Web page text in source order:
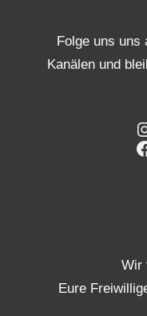
Folge uns uns
Kanälen und
Wir
Eure